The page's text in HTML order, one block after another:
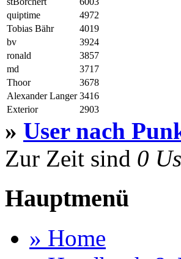
quiptime
4972
Tobias Bähr
4019
bv
3924
ronald
3857
md
3717
Thoor
3678
Alexander Langer 3416
Exterior
2903
» User nach
Zur Zeit sind 0
Hauptmenü
» Home